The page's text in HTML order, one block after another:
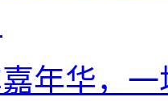
年华，